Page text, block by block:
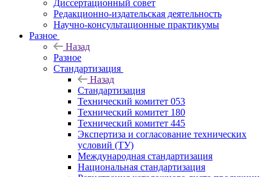
Диссертационный совет
Редакционно-издательская деятельность
Научно-консультационные практикумы
Разное
Назад
Разное
Стандартизация
Назад
Стандартизация
Технический комитет 053
Технический комитет 180
Технический комитет 445
Экспертиза и согласование технических
условий (ТУ)
Международная стандартизация
Национальная стандартизация